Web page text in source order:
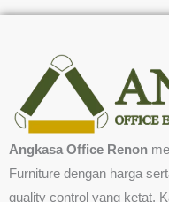
Angkasa Office Renon
Furniture dengan harga
quality control yang ketat,